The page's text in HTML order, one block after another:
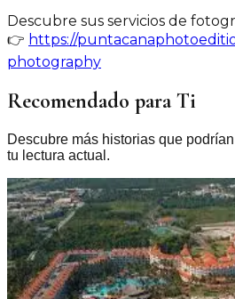
Descubre sus servicios de
👉 https://
photography
Recomendado para Ti
Descubre más historias que
tu lectura actual.